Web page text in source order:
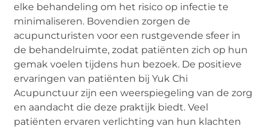
elke behandeling om het risico op infectie te
minimaliseren. Bovendien zorgen de
acupuncturisten voor een rustgevende sfeer in
de behandelruimte, zodat patiënten zich op hun
gemak voelen tijdens hun bezoek. De positieve
ervaringen van patiënten bij Yuk Chi
Acupunctuur zijn een weerspiegeling van de zorg
en aandacht die deze praktijk biedt. Veel
patiënten ervaren verlichting van hun klachten